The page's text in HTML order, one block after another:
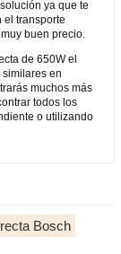
ya que te
el transporte
buen precio.
de 650W el
en
muchos más
todos los
o utilizando
Bosch